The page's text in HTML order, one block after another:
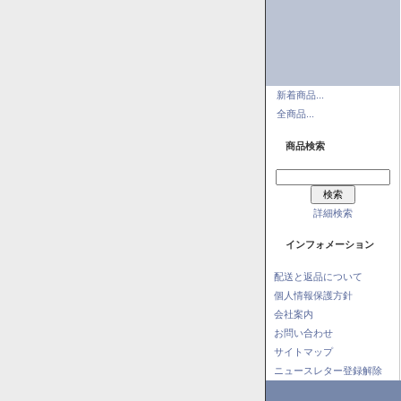
新着商品...
全商品...
商品検索
詳細検索
インフォメーション
配送と返品について
個人情報保護方針
会社案内
お問い合わせ
サイトマップ
ニュースレター登録解除